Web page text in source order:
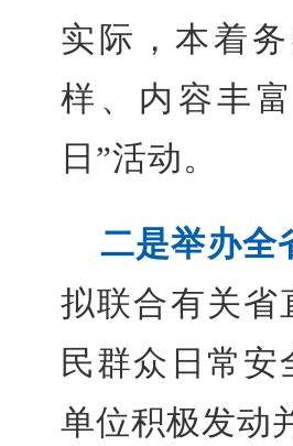
实际，本着
样、内容丰
日”活动。
二是举办全
拟联合有关省
民群众日常
单位积极发动